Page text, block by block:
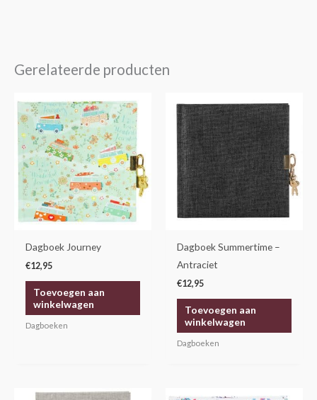
Gerelateerde producten
Dagboek Journey
€12,95
Toevoegen aan
winkelwagen
Dagboeken
Dagboek Summertime –
Antraciet
€12,95
Toevoegen aan
winkelwagen
Dagboeken